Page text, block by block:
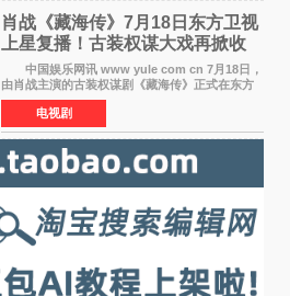
肖战《藏海传》7月18日东方卫视
上星复播！古装权谋大戏再掀收
视热潮
中国娱乐网讯 www yule com cn 7月18日，
由肖战主演的古装权谋剧《藏海传》正式在东方
卫视上星复播，引发广泛关注。该剧此前已在网
络平台播出，凭借精良制作和紧凑剧情收获不俗
口碑，此次上
电视剧